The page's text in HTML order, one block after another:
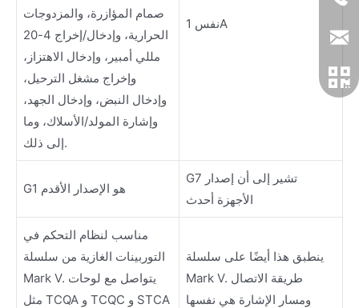
صمام المؤازرة، والمزدوجات
الحرارية، وإدخال/إخراج 4-20
مللي أمبير، وإدخال الاهتزاز،
وإخراج مشغل الترحيل،
وإدخال النبض، وإدخال الجهد،
وإشارة المولد/الأسلاك، وما
إلى ذلك.
نفس 1A
G1 هو الإصدار الأقدم
G7 تشير إلى أن إصدار
الأجهزة أحدث
مناسب لنظام التحكم في
التوربينات الغازية من سلسلة
Mark V. يتواصل مع لوحات
مثل TCQA و TCQC و STCA
ينطبق هذا أيضًا على سلسلة
Mark V. طريقة الاتصال
ومسار الإشارة هي نفسها